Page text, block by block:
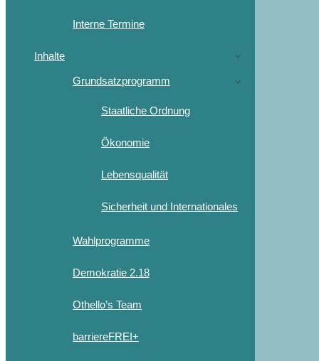
Interne Termine
Inhalte
Grundsatzprogramm
Staatliche Ordnung
Ökonomie
Lebensqualität
Sicherheit und Internationales
Wahlprogramme
Demokratie 2.18
Othello’s Team
barriereFREI+